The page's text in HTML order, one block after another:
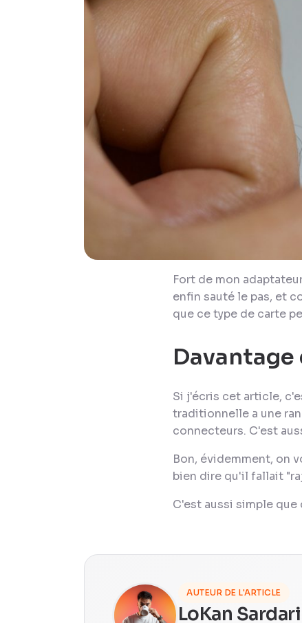
Fort de mon
enfin sauté le pas, et
que ce type de carte
Si j'écris cet article,
traditionnelle a une
connecteurs. C'est
Bon, évidemment, on
bien dire qu'il fallait
C'est aussi simple que
AUTEUR DE L'ARTICLE
LoKan Sardari